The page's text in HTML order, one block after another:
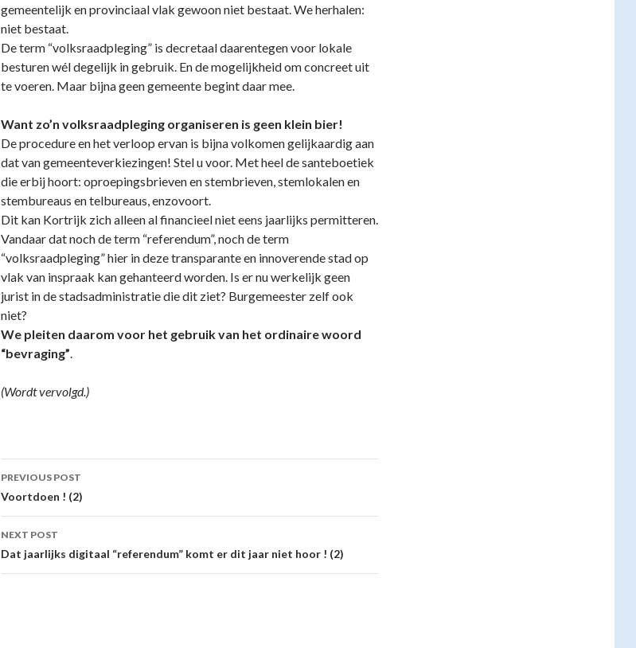
gemeentelijk en provinciaal vlak gewoon niet bestaat. We herhalen:
niet bestaat.
De term “volksraadpleging” is decretaal daarentegen voor lokale
besturen wél degelijk in gebruik. En de mogelijkheid om concreet uit
te voeren. Maar bijna geen gemeente begint daar mee.
Want zo’n volksraadpleging organiseren is geen klein bier!
De procedure en het verloop ervan is bijna volkomen gelijkaardig aan
dat van gemeenteverkiezingen! Stel u voor. Met heel de santeboetiek
die erbij hoort: oproepingsbrieven en stembrieven, stemlokalen en
stembureaus en telbureaus, enzovoort.
Dit kan Kortrijk zich alleen al financieel niet eens jaarlijks permitteren.
Vandaar dat noch de term “referendum”, noch de term
“volksraadpleging” hier in deze transparante en innoverende stad op
vlak van inspraak kan gehanteerd worden. Is er nu werkelijk geen
jurist in de stadsadministratie die dit ziet? Burgemeester zelf ook
niet?
We pleiten daarom voor het gebruik van het ordinaire woord
“bevraging”.
(Wordt vervolgd.)
Post
navigation
PREVIOUS POST
Voortdoen ! (2)
NEXT POST
Dat jaarlijks digitaal “referendum” komt er dit jaar niet hoor ! (2)